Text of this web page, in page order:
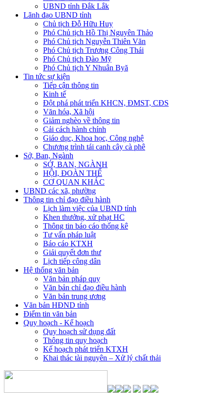
UBND tỉnh Đắk Lắk
Lãnh đạo UBND tỉnh
Chủ tịch Đỗ Hữu Huy
Phó Chủ tịch Hồ Thị Nguyên Thảo
Phó Chủ tịch Nguyễn Thiên Văn
Phó Chủ tịch Trương Công Thái
Phó Chủ tịch Đào Mỹ
Phó Chủ tịch Y Nhuân Byă
Tin tức sự kiện
Tiếp cận thông tin
Kinh tế
Đột phá phát triển KHCN, ĐMST, CĐS
Văn hóa, Xã hội
Giảm nghèo về thông tin
Cải cách hành chính
Giáo dục, Khoa học, Công nghệ
Chương trình tái canh cây cà phê
Sở, Ban, Ngành
SỞ, BAN, NGÀNH
HỘI, ĐOÀN THỂ
CƠ QUAN KHÁC
UBND các xã, phường
Thông tin chỉ đạo điều hành
Lịch làm việc của UBND tỉnh
Khen thưởng, xử phạt HC
Thông tin báo cáo thống kê
Tư vấn pháp luật
Báo cáo KTXH
Giải quyết đơn thư
Lịch tiếp công dân
Hệ thống văn bản
Văn bản pháp quy
Văn bản chỉ đạo điều hành
Văn bản trung ương
Văn bản HĐND tỉnh
Điểm tin văn bản
Quy hoạch - Kế hoạch
Quy hoạch sử dụng đất
Thông tin quy hoạch
Kế hoạch phát triển KTXH
Khai thác tài nguyên – Xử lý chất thải